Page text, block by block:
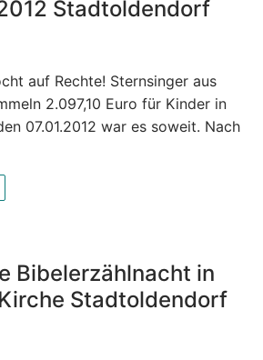
(ISK)
Infos
vorbereitung
Stadtoldendorf
auf Rechte! Sternsinger aus
2.097,10 Euro für Kinder in
07.01.2012 war es soweit. Nach
Bibelerzählnacht in
Stadtoldendorf